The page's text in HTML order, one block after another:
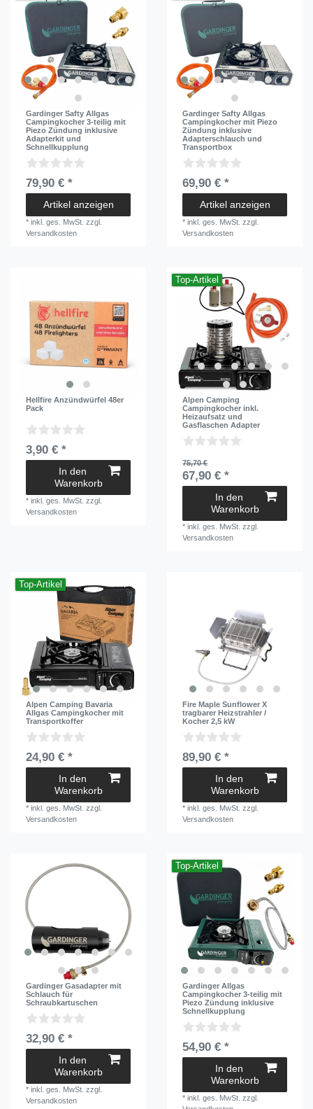
Gardinger Safty Allgas
Campingkocher 3-teilig mit
Piezo Zündung inklusive
Adapterkit und
Schnellkupplung
79,90 € *
Artikel anzeigen
*inkl. ges. MwSt. zzgl.
Versandkosten
Gardinger Safty Allgas
Campingkocher mit Piezo
Zündung inklusive
Adapterschlauch und
Transportbox
69,90 € *
Artikel anzeigen
*inkl. ges. MwSt. zzgl.
Versandkosten
Hellfire Anzündwürfel 48er
Pack
3,90 € *
In den
Warenkorb
*inkl. ges. MwSt. zzgl.
Versandkosten
Top-Artikel
Alpen Camping
Campingkocher inkl.
Heizaufsatz und
Gasflaschen Adapter
75,70 €
67,90 € *
In den
Warenkorb
*inkl. ges. MwSt. zzgl.
Versandkosten
Top-Artikel
Alpen Camping Bavaria
Allgas Campingkocher mit
Transportkoffer
24,90 € *
In den
Warenkorb
*inkl. ges. MwSt. zzgl.
Versandkosten
Fire Maple Sunflower X
tragbarer Heizstrahler /
Kocher 2,5 kW
89,90 € *
In den
Warenkorb
*inkl. ges. MwSt. zzgl.
Versandkosten
Gardinger Gasadapter mit
Schlauch für
Schraubkartuschen
32,90 € *
In den
Warenkorb
*inkl. ges. MwSt. zzgl.
Versandkosten
Top-Artikel
Gardinger Allgas
Campingkocher 3-teilig mit
Piezo Zündung inklusive
Schnellkupplung
54,90 € *
In den
Warenkorb
*inkl. ges. MwSt. zzgl.